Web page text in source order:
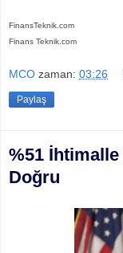
FinansTeknik.com
Finans Teknik.com
MCO zaman: 03:26
Paylaş
%51
Doğru